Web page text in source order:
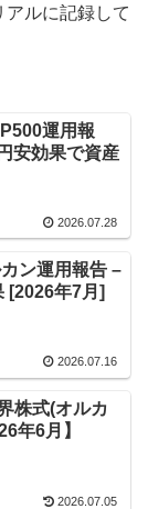
ルに記録して
運用報
安効果で資産
2026.07.28
ン運用報告 –
[2026年7月]
2026.07.16
株式(オルカ
年6月】
2026.07.05